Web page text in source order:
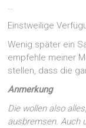
…
Einstweilige
Wenig später ein
empfehle meiner
stellen, dass die
Anmerkung
Die wollen also
ausbremsen. Auch